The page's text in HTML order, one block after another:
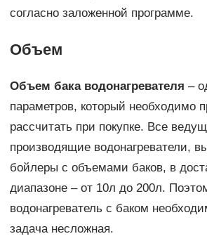
согласно заложенной программе.
Объем
Объем бака водонагревателя –
параметров, который необходимо
рассчитать при покупке. Все
производящие водонагреватели,
бойлеры с объемами баков, в
диапазоне – от 10л до 200л.
водонагреватель с баком
задача несложная.